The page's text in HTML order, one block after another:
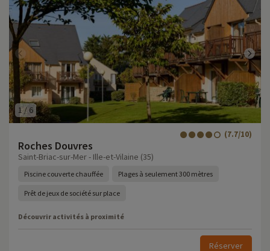
1/ 6
Roches Douvres
(7.7/10)
Saint-Briac-sur-Mer - Ille-et-Vilaine (35)
Piscine couverte chauffée Plages à seulement 300 mètres
Prêt de jeux de société sur place
Découvrir activités à proximité
Réserver